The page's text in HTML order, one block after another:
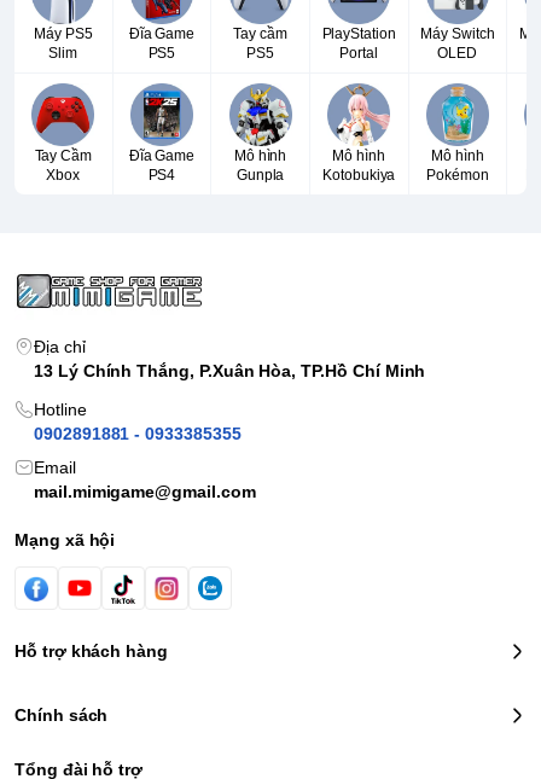
Máy PS5
Slim
Đĩa Game
PS5
Tay cầm
PS5
PlayStation
Portal
Máy Switch
OLED
Tay Cầm
Xbox
Đĩa Game
PS4
Mô hình
Gunpla
Mô hình
Kotobukiya
Mô hình
Pokémon
Địa chỉ
13 Lý Chính Thắng, P.Xuân Hòa, TP.Hồ Chí Minh
Hotline
0902891881 - 0933385355
Email
mail.mimigame@gmail.com
Mạng xã hội
Hỗ trợ khách hàng
Chính sách
Tổng đài hỗ trợ